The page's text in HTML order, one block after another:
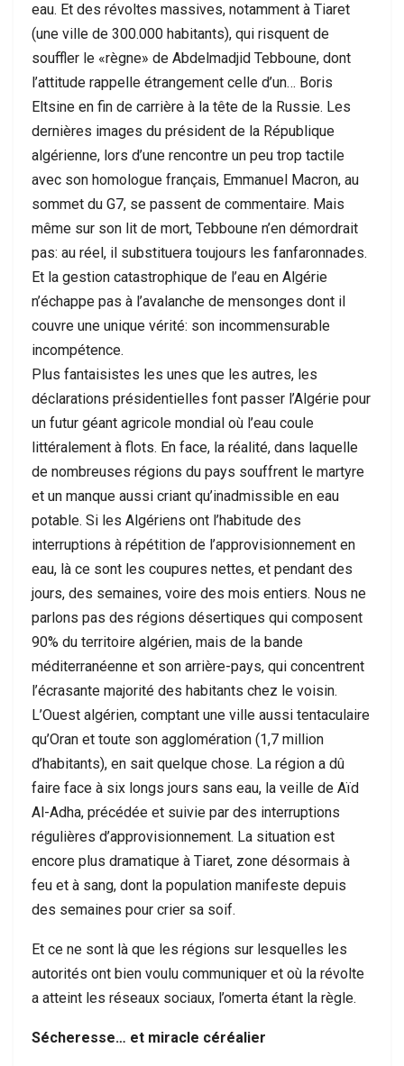
eau. Et des révoltes massives, notamment à Tiaret
(une ville de 300.000 habitants), qui risquent de
souffler le «règne» de Abdelmadjid Tebboune, dont
l’attitude rappelle étrangement celle d’un… Boris
Eltsine en fin de carrière à la tête de la Russie. Les
dernières images du président de la République
algérienne, lors d’une rencontre un peu trop tactile
avec son homologue français, Emmanuel Macron, au
sommet du G7, se passent de commentaire. Mais
même sur son lit de mort, Tebboune n’en démordrait
pas: au réel, il substituera toujours les fanfaronnades.
Et la gestion catastrophique de l’eau en Algérie
n’échappe pas à l’avalanche de mensonges dont il
couvre une unique vérité: son incommensurable
incompétence.
Plus fantaisistes les unes que les autres, les
déclarations présidentielles font passer l’Algérie pour
un futur géant agricole mondial où l’eau coule
littéralement à flots. En face, la réalité, dans laquelle
de nombreuses régions du pays souffrent le martyre
et un manque aussi criant qu’inadmissible en eau
potable. Si les Algériens ont l’habitude des
interruptions à répétition de l’approvisionnement en
eau, là ce sont les coupures nettes, et pendant des
jours, des semaines, voire des mois entiers. Nous ne
parlons pas des régions désertiques qui composent
90% du territoire algérien, mais de la bande
méditerranéenne et son arrière-pays, qui concentrent
l’écrasante majorité des habitants chez le voisin.
L’Ouest algérien, comptant une ville aussi tentaculaire
qu’Oran et toute son agglomération (1,7 million
d’habitants), en sait quelque chose. La région a dû
faire face à six longs jours sans eau, la veille de Aïd
Al-Adha, précédée et suivie par des interruptions
régulières d’approvisionnement. La situation est
encore plus dramatique à Tiaret, zone désormais à
feu et à sang, dont la population manifeste depuis
des semaines pour crier sa soif.
Et ce ne sont là que les régions sur lesquelles les
autorités ont bien voulu communiquer et où la révolte
a atteint les réseaux sociaux, l’omerta étant la règle.
Sécheresse… et miracle céréalier